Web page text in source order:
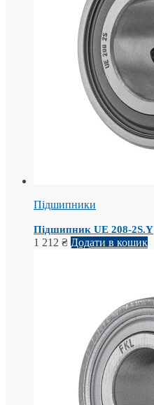
Підшипники
Підшипник UE 208-2S.Y
1 212 ₴ Додати в кошик